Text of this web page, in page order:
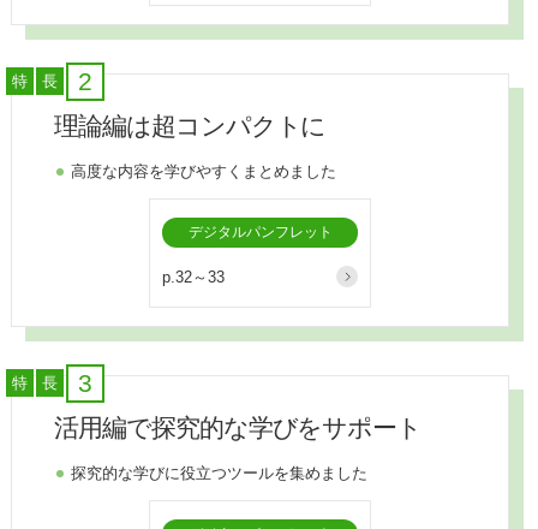
特 長
2
理論編は超コンパクトに
高度な内容を学びやすくまとめました
デジタルパンフレット
p.32～33
特 長
3
活用編で探究的な学びをサポート
探究的な学びに役立つツールを集めました